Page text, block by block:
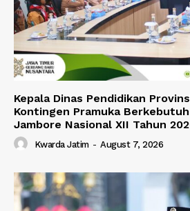
Kepala Dinas Pendidikan
Kontingen Pramuka
Jambore Nasional XII Tahun
Kwarda Jatim - August 7, 2026